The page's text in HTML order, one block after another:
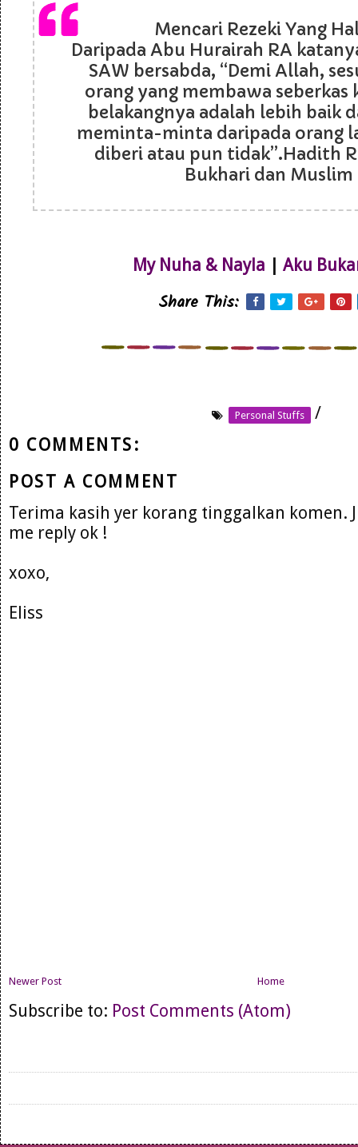
Mencari Rezeki Yang
Daripada Abu Hurairah RA
SAW bersabda, “Demi Allah,
orang yang membawa seberkas
belakangnya adalah lebih baik
meminta-minta daripada orang
diberi atau pun tidak”.Hadith
Bukhari dan Muslim
My Nuha & Nayla | Aku
Share This:
Personal Stuffs
/
0 COMMENTS:
POST A COMMENT
Terima kasih yer korang tinggalkan komen.
me reply ok !
xoxo,
Eliss
Newer Post Home
Subscribe to: Post Comments (Atom)